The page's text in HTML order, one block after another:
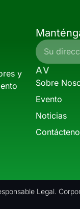
y
AV
Sobre
Evento
Noticias
Legal.